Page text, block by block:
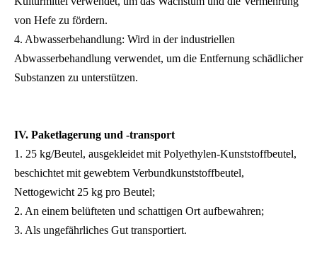
von Hefe zu fördern.
4. Abwasserbehandlung: Wird in der industriellen
Abwasserbehandlung verwendet, um die Entfernung schädlicher
Substanzen zu unterstützen.
IV. Paketlagerung und -transport
1. 25 kg/Beutel, ausgekleidet mit Polyethylen-Kunststoffbeutel,
beschichtet mit gewebtem Verbundkunststoffbeutel,
Nettogewicht 25 kg pro Beutel;
2. An einem belüfteten und schattigen Ort aufbewahren;
3. Als ungefährliches Gut transportiert.